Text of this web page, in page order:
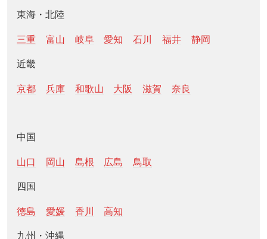
東海・北陸
三重 富山 岐阜 愛知 石川 福井 静岡
近畿
京都 兵庫 和歌山 大阪 滋賀 奈良
中国
山口 岡山 島根 広島 鳥取
四国
徳島 愛媛 香川 高知
九州・沖縄